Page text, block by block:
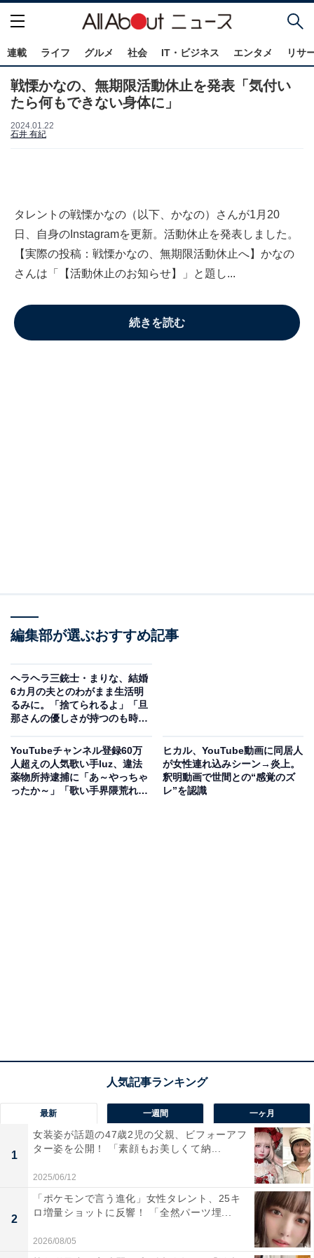
連載 ライフ グルメ 社会 IT・ビジネス エンタメ リサ
戦慄かなの、無期限活動休止を発表「気付い
たら何もできない身体に」
2024.01.22
石井 有紀
タレントの戦慄かなの（以下、かなの）さんが1月20
日、自身のInstagramを更新。活動休止を発表しました。
【実際の投稿：戦慄かなの、無期限活動休止へ】かなの
さんは「【活動休止のお知らせ】」と題し...
続きを読む
編集部が選ぶおすすめ記事
ヘラヘラ三銃士・まりな、結婚
6カ月の夫とのわがまま生活明
るみに。「捨てられるよ」「旦
那さんの優しさが持つのも時間
YouTubeチャンネル登録60万
人超えの人気歌い手luz、違法
薬物所持逮捕に「あ～やっちゃ
ったか～」「歌い手界隈荒れす
ヒカル、YouTube動画に同居人
が女性連れ込みシーン→炎上。
釈明動画で世間との“感覚のズ
レ”を認識
最新 一週間 一ヶ月
1
女装姿が話題の47歳2児の父親、ビフォーアフ
ター姿を公開！ 「素顔もお美しくて納...
2025/06/12
2
「ポケモンで言う進化」女性タレント、25キ
ロ増量ショットに反響！ 「全然パーツ埋...
2026/08/05